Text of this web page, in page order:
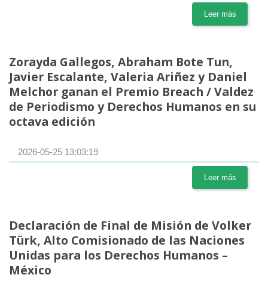
Leer más
Zorayda Gallegos, Abraham Bote Tun,
Javier Escalante, Valeria Ariñez y Daniel
Melchor ganan el Premio Breach / Valdez
de Periodismo y Derechos Humanos en su
octava edición
2026-05-25 13:03:19
Leer más
Declaración de Final de Misión de Volker
Türk, Alto Comisionado de las Naciones
Unidas para los Derechos Humanos –
México